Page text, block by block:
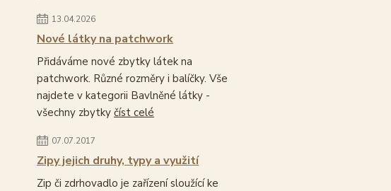
13.04.2026
Nové látky na patchwork
Přidáváme nové zbytky látek na
patchwork. Různé rozměry i balíčky. Vše
najdete v kategorii Bavlněné látky -
všechny zbytky číst celé
07.07.2017
Zipy jejich druhy, typy a využití
Zip či zdrhovadlo je zařízení sloužící ke